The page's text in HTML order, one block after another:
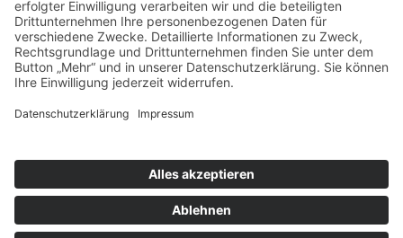
Ganz einfach sachsenweit eine Unterkunft finden: Über den Button
unten gelangen Sie direkt zum Buchungsportal der Tourismus
Marketing Gesellschaft Sachsen.
Optionen
»Neue Suche
»Merkliste anzeigen
Informationen
Impressum•Datenschutz